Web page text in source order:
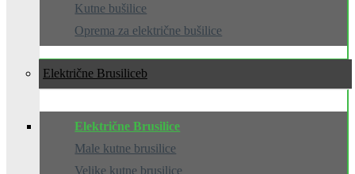
Kutne bušilice
Oprema za električne bušilice
Električne Brusilice
Električne Brusilice
Male kutne brusilice
Velike kutne brusilice